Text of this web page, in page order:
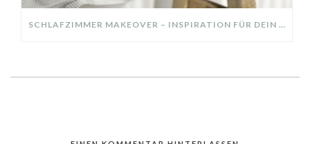
SCHLAFZIMMER MAKEOVER – INSPIRATION FÜR DEIN SCHLAFZIMMER: AUS ALT MACH NEU – HELL, GEMÜTLICH UND EINLADEND